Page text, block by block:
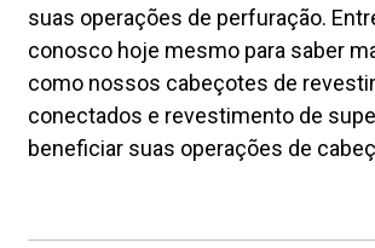
suas operações de perfuração.
conosco hoje mesmo para saber
como nossos cabeçotes de
conectados e revestimento de
beneficiar suas operações de